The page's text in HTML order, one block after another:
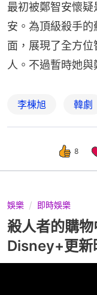
最初被鄭智安懷
安。為頂級殺手
面，展現了全方
人。不過暫時她與
李棟旭 韓劇
8
娛樂 即時娛樂
殺人者的購物
Disney+更新